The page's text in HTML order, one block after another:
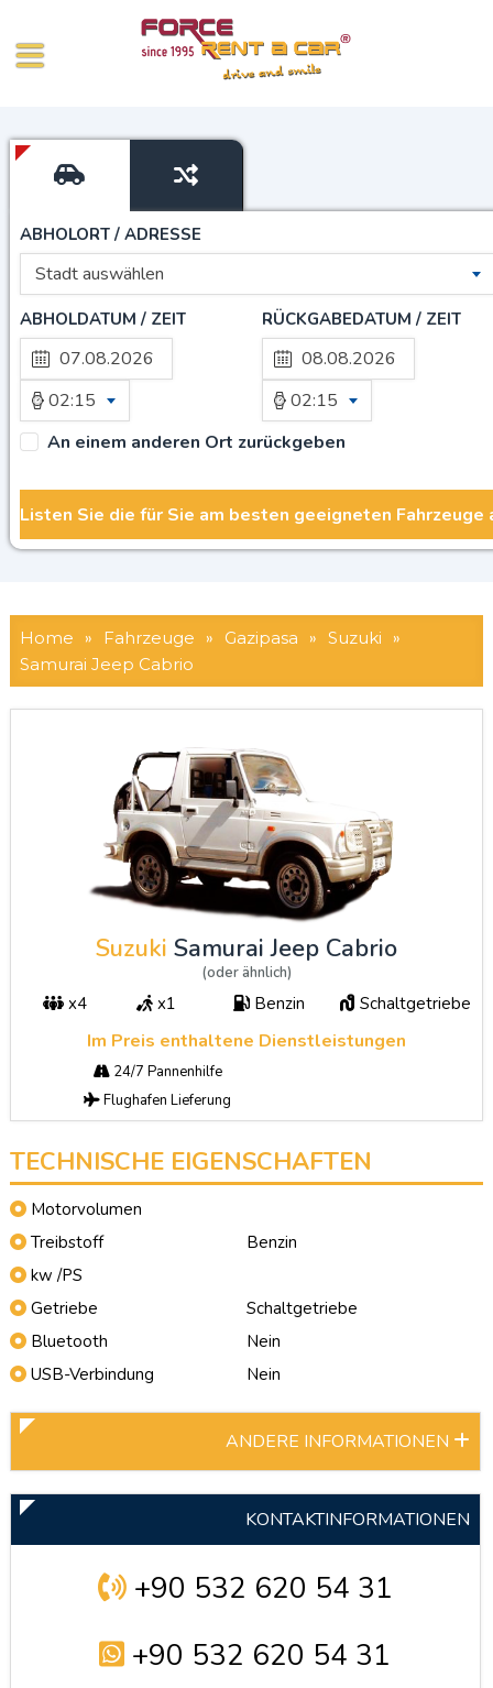
ABHOLORT / ADRESSE
Stadt auswählen
ABHOLDATUM / ZEIT
02:15
RÜCKGABEDATUM / ZEIT
02:15
An einem anderen Ort zurückgeben
Home » Fahrzeuge » Gazipasa » Suzuki »
Samurai Jeep Cabrio
Suzuki Samurai Jeep Cabrio
(oder ähnlich)
x4 x1 Benzin Schaltgetriebe
Im Preis enthaltene Dienstleistungen
24/7 Pannenhilfe
Flughafen Lieferung
TECHNISCHE EIGENSCHAFTEN
Motorvolumen
Treibstoff
Benzin
kw /PS
Getriebe
Schaltgetriebe
Bluetooth
Nein
USB-Verbindung
Nein
ANDERE INFORMATIONEN
KONTAKTINFORMATIONEN
+90 532 620 54 31
+90 532 620 54 31